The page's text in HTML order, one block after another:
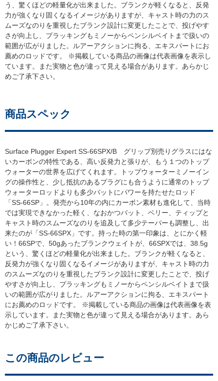
う、驚くほどの軽量化が出来ました。ブランクが軽くなると、反発
力が強くなり固くなるイメージがありますが、キャスト時の力のス
ムーズなのりを重視したブランク設計に変更したことで、投げやす
さが向上し、プラッキングもミノーからペンシルベイトまで扱いの
範囲が広がりました。ルアーアクションに拘る、エキスパートにお
薦めのロッドです。 ※掲載している商品の画像は代表画像を表示し
ています。また実物と色が違って見える場合があります。あらかじ
めご了承下さい。
商品スペック
Surface Plugger Expert SS-66SPX/B グリップ別売りグラスにはな
いカーボンの特性である、高い反発力と張りが、もう１つのトップ
ウォーターの世界を広げてくれます。トップウォーターミノーイン
グの操作性と、少し抵抗のあるプラグにも合うように通常のトップ
ウォーターロッドよりも多少バットにパワーを持たせたロッド
「SS-66SP」。発売から10年の内にカーボン素材も進化して、当時
では実現できなかった軽く、なおかつバット、ベリー、ティップと
キャスト時のスムーズなのりを追及して多少テーパーも調整し、出
来たのが「SS-66SPX」です。持った時の第一印象は、とにかく軽
い！66SPで、50gあったブランクウェイトが、66SPXでは、38.5g
という、驚くほどの軽量化が出来ました。ブランクが軽くなると、
反発力が強くなり固くなるイメージがありますが、キャスト時の力
のスムーズなのりを重視したブランク設計に変更したことで、投げ
すさが向上し、プラッキングもミノーからペンシルベイトまで扱
いの範囲が広がりました。ルアーアクションに拘る、エキスパート
にお薦めのロッドです。 ※掲載している商品の画像は代表画像を表
示しています。また実物と色が違って見える場合があります。あら
かじめご了承下さい。
この商品のレビュー